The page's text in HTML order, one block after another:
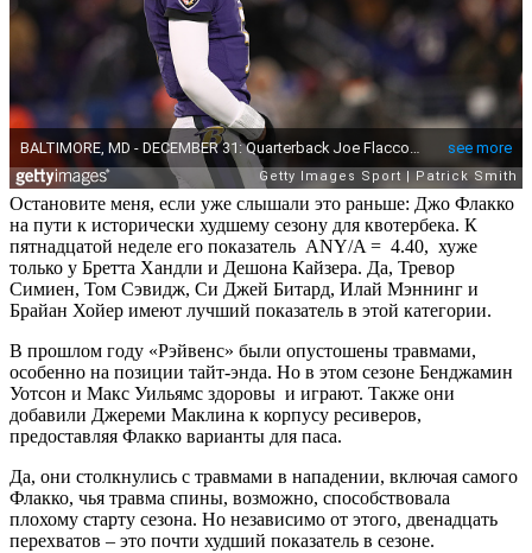
Остановите меня, если уже слышали это раньше: Джо Флакко
на пути к исторически худшему сезону для квотербека. К
пятнадцатой неделе его показатель ANY/A = 4.40, хуже
только у Бретта Хандли и Дешона Кайзера. Да, Тревор
Симиен, Том Сэвидж, Си Джей Битард, Илай Мэннинг и
Брайан Хойер имеют лучший показатель в этой категории.
В прошлом году «Рэйвенс» были опустошены травмами,
особенно на позиции тайт-энда. Но в этом сезоне Бенджамин
Уотсон и Макс Уильямс здоровы и играют. Также они
добавили Джереми Маклина к корпусу ресиверов,
предоставляя Флакко варианты для паса.
Да, они столкнулись с травмами в нападении, включая самого
Флакко, чья травма спины, возможно, способствовала
плохому старту сезона. Но независимо от этого, двенадцать
перехватов – это почти худший показатель в сезоне.